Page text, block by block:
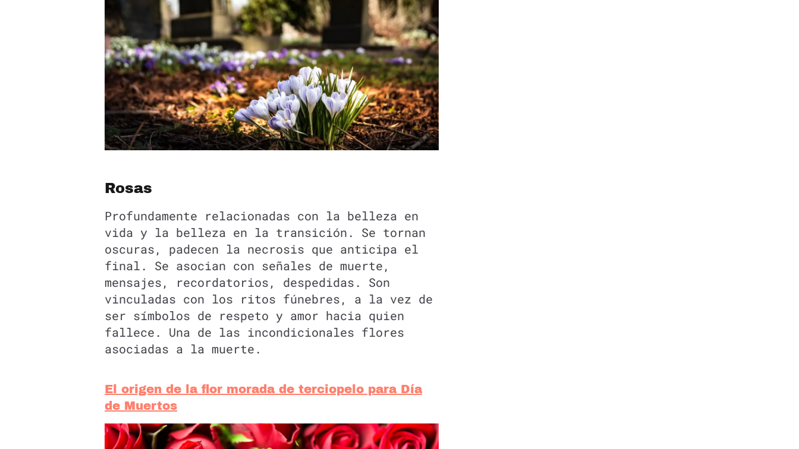
Rosas
Profundamente relacionadas con la belleza en
vida y la belleza en la transición. Se tornan
oscuras, padecen la necrosis que anticipa el
final. Se asocian con señales de muerte,
mensajes, recordatorios, despedidas. Son
vinculadas con los ritos fúnebres, a la vez de
ser símbolos de respeto y amor hacia quien
fallece. Una de las incondicionales flores
asociadas a la muerte.
El origen de la flor morada de terciopelo para Día
de Muertos